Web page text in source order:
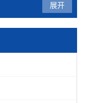
展开